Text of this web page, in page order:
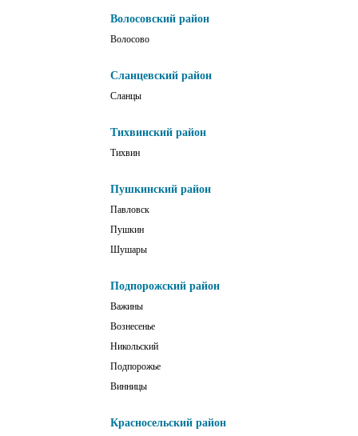
Волосовский район
Волосово
Сланцевский район
Сланцы
Тихвинский район
Тихвин
Пушкинский район
Павловск
Пушкин
Шушары
Подпорожский район
Важины
Вознесенье
Никольский
Подпорожье
Винницы
Красносельский район